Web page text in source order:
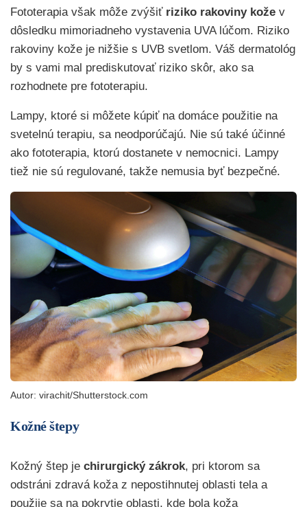
Fototerapia však môže zvýšiť riziko rakoviny kože v
dôsledku mimoriadneho vystavenia UVA lúčom. Riziko
rakoviny kože je nižšie s UVB svetlom. Váš dermatológ
by s vami mal prediskutovať riziko skôr, ako sa
rozhodnete pre fototerapiu.
Lampy, ktoré si môžete kúpiť na domáce použitie na
svetelnú terapiu, sa neodporúčajú. Nie sú také účinné
ako fototerapia, ktorú dostanete v nemocnici. Lampy
tiež nie sú regulované, takže nemusia byť bezpečné.
Autor: virachit/Shutterstock.com
Kožné štepy
Kožný štep je chirurgický zákrok, pri ktorom sa
odstráni zdravá koža z nepostihnutej oblasti tela a
použije sa na pokrytie oblasti, kde bola koža